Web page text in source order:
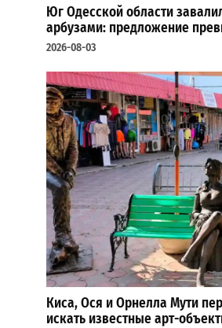
Юг Одесской области
арбузами: предложение
2026-08-03
Киса, Ося и Орнелла Мути
искать известные арт-